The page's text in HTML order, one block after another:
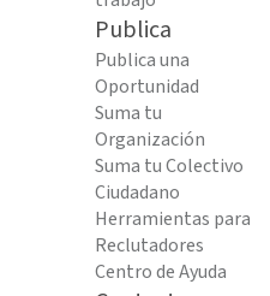
Publica
Publica una
Oportunidad
Suma tu
Organización
Suma tu Colectivo
Ciudadano
Herramientas para
Reclutadores
Centro de Ayuda